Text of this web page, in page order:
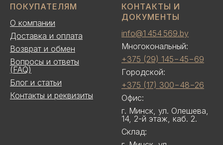
ПОКУПАТЕЛЯМ
О компании
Доставка и оплата
Возврат и обмен
Вопросы и ответы
(FAQ)
Блог и статьи
Контакты и реквизиты
КОНТАКТЫ И
ДОКУМЕНТЫ
info@1 454 569.by
Многокональный:
+375 (29) 145−45−69
Городской:
+375 (17) 300−48−26
Офис:
г. Минск, ул. Олешева,
14, 2-й этаж, каб. 2.
Склад: